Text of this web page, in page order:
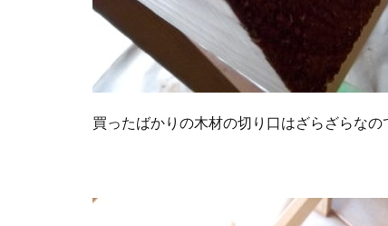
買ったばかりの木材の切り口はざらざらなの